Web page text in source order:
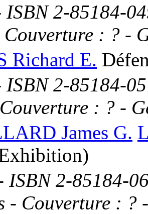
ISBN 2-85184-
Couverture : ? -
Richard E.
ISBN 2-85184-
Couverture : ? -
James G.
ISBN 2-85184-
- Couverture : ?